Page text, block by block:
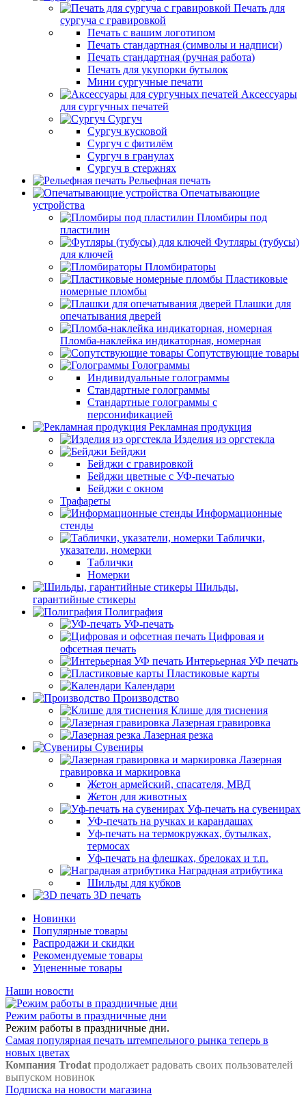
Печать для
сургуча с гравировкой
Печать с вашим логотипом
Печать стандартная (символы и надписи)
Печать стандартная (ручная работа)
Печать для укупорки бутылок
Мини сургучные печати
Аксессуары
для сургучных печатей
Сургуч
Сургуч кусковой
Сургуч с фитилём
Сургуч в гранулах
Сургуч в стержнях
Рельефная печать
Опечатывающие
устройства
Пломбиры под
пластилин
Футляры (тубусы)
для ключей
Пломбираторы
Пластиковые
номерные пломбы
Плашки для
опечатывания дверей
Пломба-наклейка индикаторная, номерная
Сопутствующие товары
Голограммы
Индивидуальные голограммы
Стандартные голограммы
Стандартные голограммы с
персонификацией
Рекламная продукция
Изделия из оргстекла
Бейджи
Бейджи с гравировкой
Бейджи цветные с УФ-печатью
Бейджи с окном
Трафареты
Информационные
стенды
Таблички,
указатели, номерки
Таблички
Номерки
Шильды,
гарантийные стикеры
Полиграфия
УФ-печать
Цифровая и
офсетная печать
Интерьерная УФ печать
Пластиковые карты
Календари
Производство
Клише для тиснения
Лазерная гравировка
Лазерная резка
Сувениры
Лазерная
гравировка и маркировка
Жетон армейский, спасателя, МВД
Жетон для животных
Уф-печать на сувенирах
УФ-печать на ручках и карандашах
Уф-печать на термокружках, бутылках,
термосах
Уф-печать на флешках, брелоках и т.п.
Наградная атрибутика
Шильды для кубков
3D печать
Новинки
Популярные товары
Распродажи и скидки
Рекомендуемые товары
Уцененные товары
Наши новости
Режим работы в праздничные дни
Режим работы в праздничные дни.
Самая популярная печать штемпельного рынка теперь в
новых цветах
Компания Trodat продолжает радовать своих пользователей
выпуском новинок
Подписка на новости магазина